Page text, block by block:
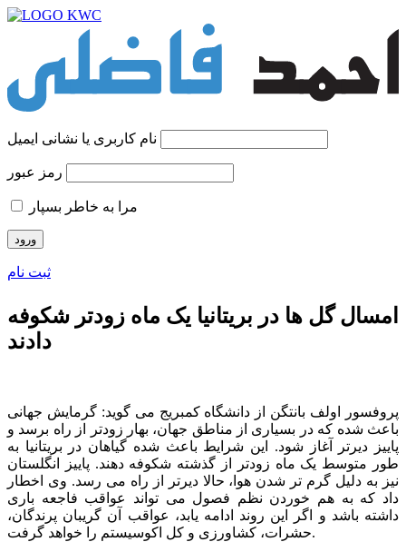
نام کاربری یا نشانی ایمیل
رمز عبور
مرا به خاطر بسپار
ثبت نام
امسال گل ها در بریتانیا یک ماه زودتر شکوفه
دادند
پروفسور اولف بانتگن از دانشگاه کمبریج می گوید: گرمایش جهانی
باعث شده که در بسیاری از مناطق جهان، بهار زودتر از راه برسد و
پاییز دیرتر آغاز شود. این شرایط باعث شده گیاهان در بریتانیا به
طور متوسط ​​یک ماه زودتر از گذشته شکوفه دهند. پاییز انگلستان
نیز به دلیل گرم تر شدن هوا، حالا دیرتر از راه می رسد. وی اخطار
داد که به هم خوردن نظم فصول می تواند عواقب فاجعه باری
داشته باشد و اگر این روند ادامه یابد، عواقب آن گریبان پرندگان،
حشرات، کشاورزی و کل اکوسیستم را خواهد گرفت.